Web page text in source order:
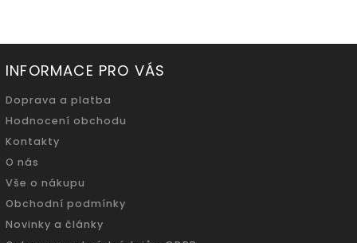
INFORMACE PRO VÁS
Doprava a platba
Hodnocení obchodu
Kontakty
O nás
Vše o nákupu
Obchodní podmínky
Novinky a články